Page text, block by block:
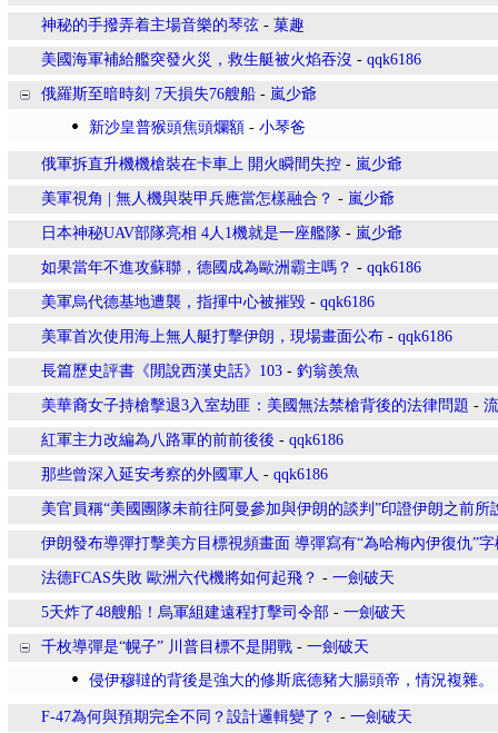
神秘的手撥弄着主場音樂的琴弦 - 菓趣
美國海軍補給艦突發火災，救生艇被火焰吞沒 - qqk6186
俄羅斯至暗時刻 7天損失76艘船 - 嵐少爺
新沙皇普猴頭焦頭爛額 - 小琴爸
俄軍拆直升機機槍裝在卡車上 開火瞬間失控 - 嵐少爺
美軍視角 | 無人機與裝甲兵應當怎樣融合？ - 嵐少爺
日本神秘UAV部隊亮相 4人1機就是一座艦隊 - 嵐少爺
如果當年不進攻蘇聯，德國成為歐洲霸主嗎？ - qqk6186
美軍烏代德基地遭襲，指揮中心被摧毀 - qqk6186
美軍首次使用海上無人艇打擊伊朗，現場畫面公布 - qqk6186
長篇歷史評書《閒說西漢史話》103 - 釣翁羨魚
美華裔女子持槍擊退3入室劫匪：美國無法禁槍背後的法律問題 -
紅軍主力改編為八路軍的前前後後 - qqk6186
那些曾深入延安考察的外國軍人 - qqk6186
美官員稱“美國團隊未前往阿曼參加與伊朗的談判”印證伊朗之前所
伊朗發布導彈打擊美方目標視頻畫面 導彈寫有“為哈梅內伊復仇”字
法德FCAS失敗 歐洲六代機將如何起飛？ - 一劍破天
5天炸了48艘船！烏軍組建遠程打擊司令部 - 一劍破天
千枚導彈是“幌子” 川普目標不是開戰 - 一劍破天
侵伊穆韃的背後是強大的修斯底德豬大腸頭帝，情況複雜。
F-47為何與預期完全不同？設計邏輯變了？ - 一劍破天